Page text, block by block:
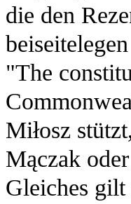
die den
"The
Miłosz
Mączak
Gleiches